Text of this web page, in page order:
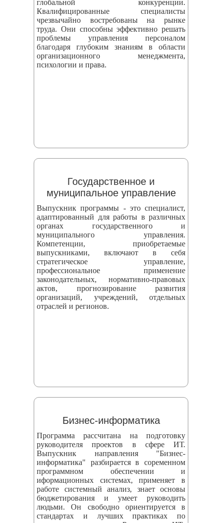
глобальной конкуренции.
Квалифицированные специалисты
чрезвычайно востребованы на рынке
труда. Они способны эффективно решать
проблемы управления персоналом
благодаря глубоким знаниям в области
организационного менеджмента,
психологии и права.
Государственное и
муниципальное управление
Выпускник программы - это специалист,
адаптированный для работы в различных
органах государственного и
муниципального управления.
Компетенции, приобретаемые
выпускниками, включают в себя
стратегическое управление,
профессиональное применение
законодательных, нормативно-правовых
актов, прогнозирование развития
организаций, учреждений, отдельных
отраслей и регионов.
Бизнес-информатика
Программа рассчитана на подготовку
руководителя проектов в сфере ИТ.
Выпускник направления "Бизнес-
информатика" разбирается в соременном
программном обеспечении и
иформационных системах, применяет в
работе системный анализ, знает основы
бюджетирования и умеет руководить
людьми. Он свободно ориентируется в
стандартах и лучших практиках по